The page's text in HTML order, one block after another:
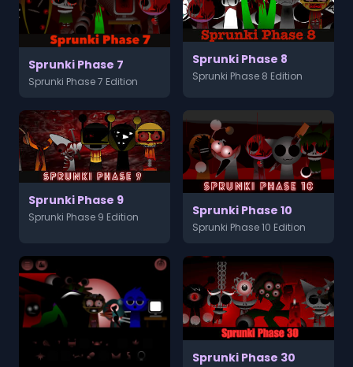
Sprunki Phase 7
Sprunki Phase 7 Edition
Sprunki Phase 8
Sprunki Phase 8 Edition
Sprunki Phase 9
Sprunki Phase 9 Edition Sprunki Phase 10
Sprunki Phase 10 Edition
Sprunki Phase 30